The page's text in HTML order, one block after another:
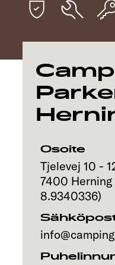
Löydä
Tutustu
Osoite
Tjelevej 10 -
7400 Herning
8.9340336)